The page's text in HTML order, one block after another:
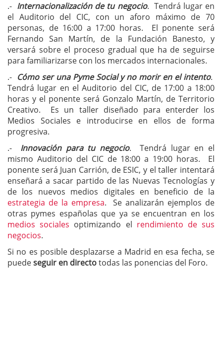
.- Internacionalización de tu negocio. Tendrá lugar en
el Auditorio del CIC, con un aforo máximo de 70
personas, de 16:00 a 17:00 horas. El ponente será
Fernando San Martín, de la Fundación Banesto, y
versará sobre el proceso gradual que ha de seguirse
para familiarizarse con los mercados internacionales.
.- Cómo ser una Pyme Social y no morir en el intento.
Tendrá lugar en el Auditorio del CIC, de 17:00 a 18:00
horas y el ponente será Gonzalo Martín, de Territorio
Creativo. Es un taller diseñado para enterder los
Medios Sociales e introducirse en ellos de forma
progresiva.
.- Innovación para tu negocio. Tendrá lugar en el
mismo Auditorio del CIC de 18:00 a 19:00 horas. El
ponente será Juan Carrión, de ESIC, y el taller intentará
enseñará a sacar partido de las Nuevas Tecnologías y
de los nuevos medios digitales en beneficio de la
estrategia de la empresa. Se analizarán ejemplos de
otras pymes españolas que ya se encuentran en los
medios sociales optimizando el rendimiento de sus
negocios.
Si no es posible desplazarse a Madrid en esa fecha, se
puedeseguir en directotodas las ponencias del Foro.